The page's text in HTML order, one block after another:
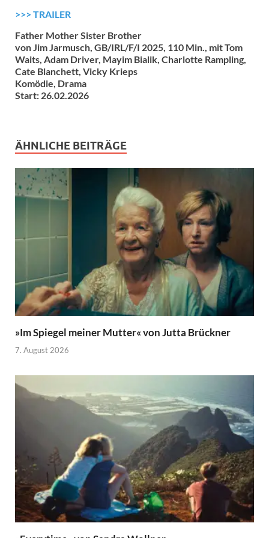
>>> TRAILER
Father Mother Sister Brother
von Jim Jarmusch, GB/IRL/F/I 2025, 110 Min., mit Tom
Waits, Adam Driver, Mayim Bialik, Charlotte Rampling,
Cate Blanchett, Vicky Krieps
Komödie, Drama
Start: 26.02.2026
ÄHNLICHE BEITRÄGE
»Im Spiegel meiner Mutter« von Jutta Brückner
7. August 2026